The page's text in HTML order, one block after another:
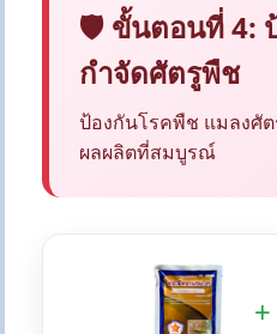
🛡️ ขั้นตอนที่ 4:
กำจัดศัตรูพืช
ป้องกันโรคพืช แมลงศั
ผลผลิตที่สมบูรณ์
+